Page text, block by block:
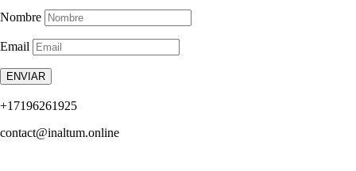
Nombre
Email
ENVIAR
+17196261925
contact@inaltum.online